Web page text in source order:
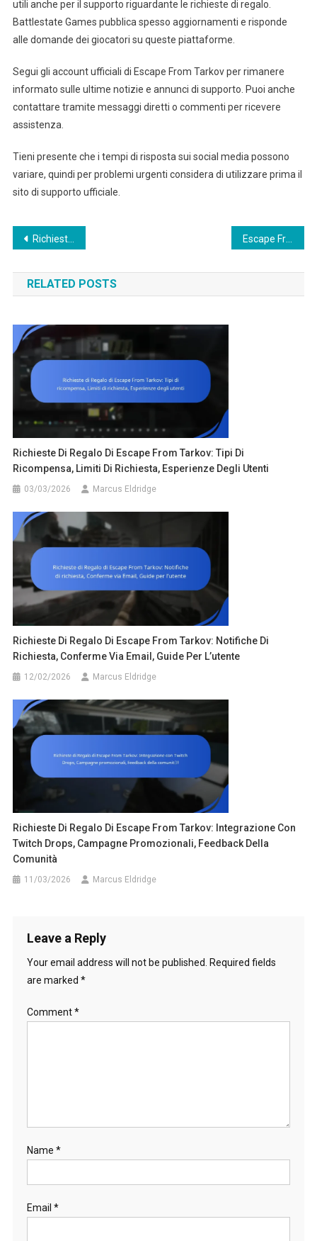
utili anche per il supporto riguardante le richieste di regalo.
Battlestate Games pubblica spesso aggiornamenti e risponde
alle domande dei giocatori su queste piattaforme.
Segui gli account ufficiali di Escape From Tarkov per rimanere
informato sulle ultime notizie e annunci di supporto. Puoi anche
contattare tramite messaggi diretti o commenti per ricevere
assistenza.
Tieni presente che i tempi di risposta sui social media possono
variare, quindi per problemi urgenti considera di utilizzare prima il
sito di supporto ufficiale.
Post
navigation
Richieste di Regalo di Escape From Tarkov: Misure di sicurezza, Sicurezza dell’account, Consapevolezza del phishing Escape From Tarkov Twitch Drops: eventi passati, premi storici, feedback della comunità
RELATED POSTS
Richieste Di Regalo Di Escape From Tarkov: Tipi Di
Ricompensa, Limiti Di Richiesta, Esperienze Degli Utenti
03/03/2026 Marcus Eldridge
Richieste Di Regalo Di Escape From Tarkov: Notifiche Di
Richiesta, Conferme Via Email, Guide Per L’utente
12/02/2026 Marcus Eldridge
Richieste Di Regalo Di Escape From Tarkov: Integrazione Con
Twitch Drops, Campagne Promozionali, Feedback Della
Comunità
11/03/2026 Marcus Eldridge
Leave a Reply
Your email address will not be published. Required fields
are marked *
Comment*
Name *
Email *